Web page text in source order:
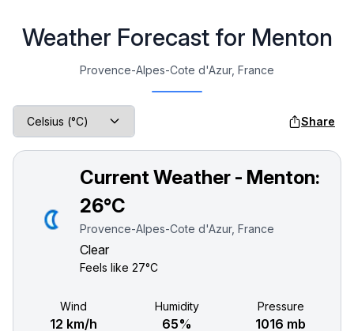
Weather Forecast for Menton
Provence-Alpes-Cote d'Azur, France
Share
Current Weather - Menton:
26°C
Provence-Alpes-Cote d'Azur, France
Clear
Feels like27°C
Wind
12 km/h
Humidity
65%
Pressure
1016 mb